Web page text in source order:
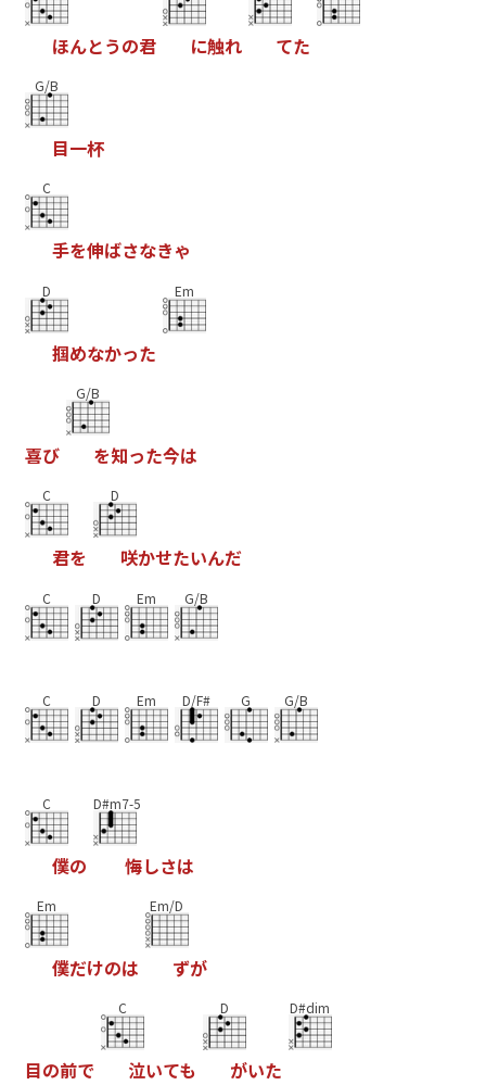
ほんとうの君 に触れ てた
G/B
目一杯
C
手を伸ばさなきゃ
D
掴めなかった
Em
喜び
G/B
を知った今は
C
君を
D
咲かせたいんだ
C D Em G/B
C D Em D/F# G G/B
C
僕の
D#m7-5
悔しさは
Em
僕だけのは
Em/D
ずが
目の前で
C
泣いても
D
がいた
D#dim